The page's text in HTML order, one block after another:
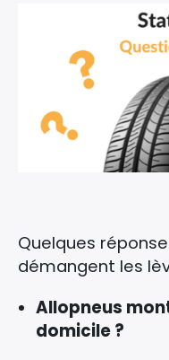
Quelques
démangent les
Allopneus
domicile ?